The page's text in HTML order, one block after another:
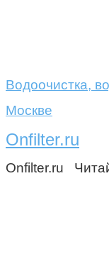
Водоочистка,
Москве
Onfilter.ru
Onfilter.ru